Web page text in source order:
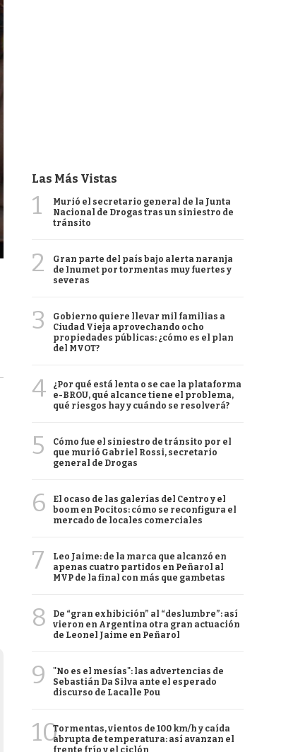
Las Más Vistas
1
Murió el secretario general de la Junta
Nacional de Drogas tras un siniestro de
tránsito
2
Gran parte del país bajo alerta naranja
de Inumet por tormentas muy fuertes y
severas
3
Gobierno quiere llevar mil familias a
Ciudad Vieja aprovechando ocho
propiedades públicas: ¿cómo es el plan
del MVOT?
4
¿Por qué está lenta o se cae la plataforma
e-BROU, qué alcance tiene el problema,
qué riesgos hay y cuándo se resolverá?
5
Cómo fue el siniestro de tránsito por el
que murió Gabriel Rossi, secretario
general de Drogas
6
El ocaso de las galerías del Centro y el
boom en Pocitos: cómo se reconfigura el
mercado de locales comerciales
7
Leo Jaime: de la marca que alcanzó en
apenas cuatro partidos en Peñarol al
MVP de la final con más que gambetas
8
De “gran exhibición” al “deslumbre”: así
vieron en Argentina otra gran actuación
de Leonel Jaime en Peñarol
9
"No es el mesías": las advertencias de
Sebastián Da Silva ante el esperado
discurso de Lacalle Pou
10Tormentas, vientos de 100 km/h y caída
abrupta de temperatura: así avanzan el
frente frío y el ciclón